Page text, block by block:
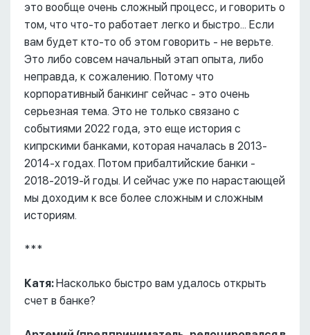
это вообще очень сложный процесс, и говорить о
том, что что-то работает легко и быстро... Если
вам будет кто-то об этом говорить - не верьте.
Это либо совсем начальный этап опыта, либо
неправда, к сожалению. Потому что
корпоративный банкинг сейчас - это очень
серьезная тема. Это не только связано с
событиями 2022 года, это еще история с
кипрскими банками, которая началась в 2013-
2014-х годах. Потом прибалтийские банки -
2018-2019-й годы. И сейчас уже по нарастающей
мы доходим к все более сложным и сложным
историям.
***
Катя: Насколько быстро вам удалось открыть
счет в банке?